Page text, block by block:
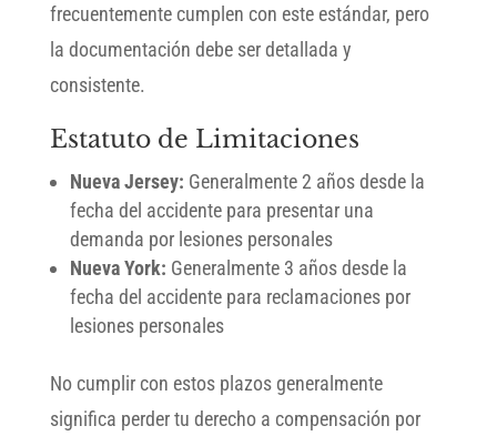
frecuentemente cumplen con este estándar, pero
la documentación debe ser detallada y
consistente.
Estatuto de Limitaciones
Nueva Jersey: Generalmente 2 años desde la
fecha del accidente para presentar una
demanda por lesiones personales
Nueva York: Generalmente 3 años desde la
fecha del accidente para reclamaciones por
lesiones personales
No cumplir con estos plazos generalmente
significa perder tu derecho a compensación por